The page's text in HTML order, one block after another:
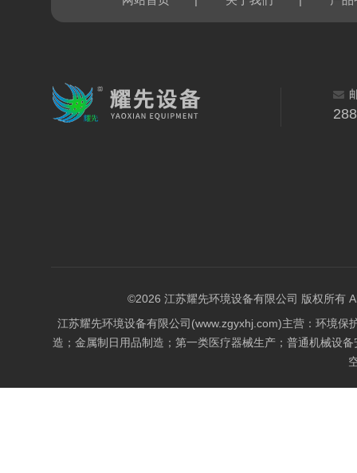
©2026 江苏耀先环境设备有限公司 版权所有
江苏耀先环境设备有限公司(www.zgyxhj.com)主营：环境
造；金属制日用品制造；第一类医疗器械生产；普通机械设